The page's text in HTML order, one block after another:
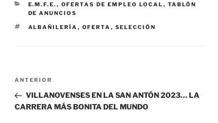
CATEGORÍAS
E.M.F.E. , OFERTAS DE EMPLEO LOCAL , TABLÓN
DE ANUNCIOS
ETIQUETAS
ALBAÑILERÍA , OFERTA , SELECCIÓN
Navegación
entradas
Entrada
anterior:
ANTERIOR
VILLANOVENSES EN LA SAN ANTÓN 2023… LA
CARRERA MÁS BONITA DEL MUNDO